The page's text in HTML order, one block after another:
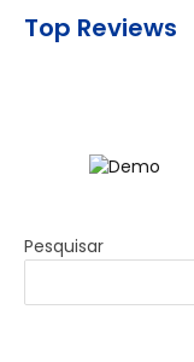
Top Reviews
Pesquisar